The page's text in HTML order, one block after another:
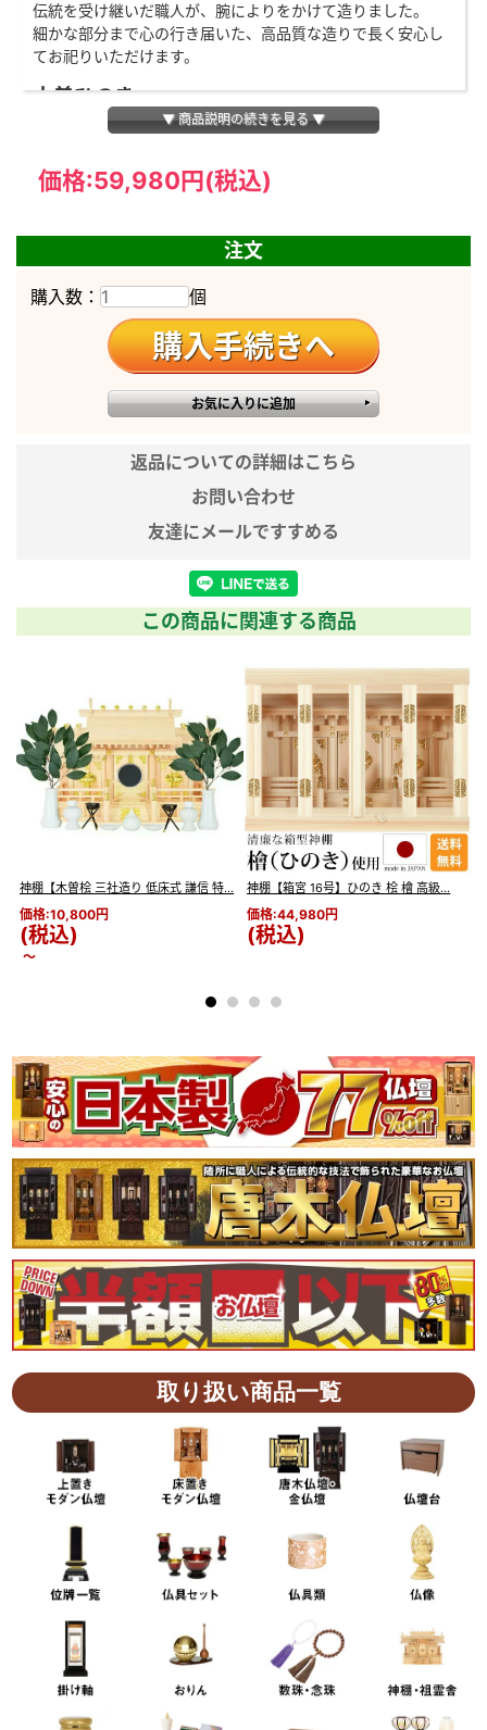
伝統を受け継いだ職人が、腕によりをかけて造りました。
細かな部分まで心の行き届いた、高品質な造りで長く安心し
てお祀りいただけます。
木曽ひのき
「木曽ひのき」は、1200年の歴史を持つ伊勢神宮の祭儀や御
「木の里」で産出された木曽ひのきは、細かい木目が美しく
耐久性や抗菌性にも優れており、建材としても広く用いられ
棟持ち柱が付いた神明造りの神棚です。
一社造り
お札を重ねてお祀りできる、コンパクトな造りです。
お札の納め方の仕様
扉枠はずし
扉部分を外して納めることができます。
外寸
高さ49×幅43×奥行28cm
内寸
天照大神宮のお札(高さ24.5×幅
6.8cm)が入ります。
神具の大きさ
の目安
神具セット：中サイズ 神鏡：2.0
寸 雲板：中サイズ 神棚板：中サ
イズ
備考
※神棚のみの販売です。神具類は付属
しません。
※実際のサイズと若干異なる場合が
ございます。
※実際の商品と色味が若干異なって
見える場合がございます。
※商品仕様につきましては予告なく
変更することがございます。予めご
際より色合いが濃く見える場合があ
ります。
▼ 商品説明の続きを見る ▼
価格:59,980円 (税込)
注文
購入数： 個
返品についての詳細はこちら
お問い合わせ
友達にメールですすめる
この商品に関連する商品
神棚【木曽桧 三社造り 低床式 謙信 特...
価格:10,800円
(税込)
～
神棚【箱宮 16号】ひのき 桧 檜 高級...
価格:44,980円
(税込)
取り扱い商品一覧